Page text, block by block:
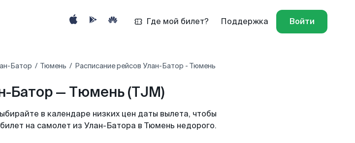
Где мой билет? Поддержка Войти
Батор Тюмень Расписание рейсов Улан-Батор - Тюмень
Батор — Тюмень (TJM)
в календаре низких цен даты вылета, чтобы
на самолет из Улан-Батора в Тюмень недорого.